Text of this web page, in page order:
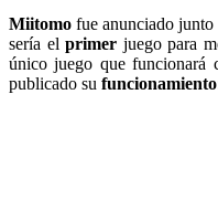
Miitomo fue anunciado junto
sería elprimer juego para
único juego que funcionará
publicado su funcionamiento